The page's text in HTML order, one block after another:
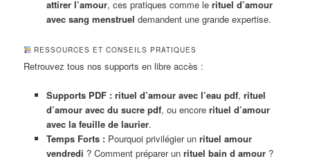
attirer l’amour, ces pratiques comme le rituel d’amour
avec sang menstruel demandent une grande expertise.
RESSOURCES ET CONSEILS PRATIQUES
Retrouvez tous nos supports en libre accès :
Supports PDF : rituel d’amour avec l’eau pdf, rituel
d’amour avec du sucre pdf, ou encore rituel d’amour
avec la feuille de laurier.
Temps Forts :Pourquoi privilégier un rituel amour
vendredi ? Comment préparer un rituel bain d amour?